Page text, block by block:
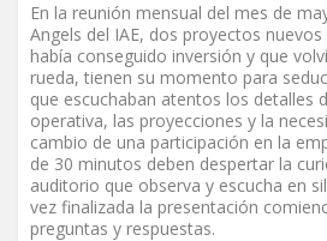
En la reunión mensual del mes de
Angels del IAE, dos proyectos
había conseguido inversión y que
rueda, tienen su momento para
que escuchaban atentos los detalles
operativa, las proyecciones y la
cambio de una participación en la
de 30 minutos deben despertar la
auditorio que observa y escucha en
vez finalizada la presentación
preguntas y respuestas.